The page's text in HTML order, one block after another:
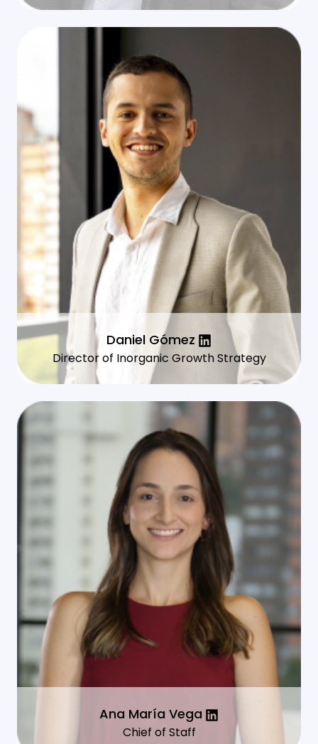
Daniel Gómez
Director of Inorganic Growth Strategy
Ana María Vega
Chief of Staff